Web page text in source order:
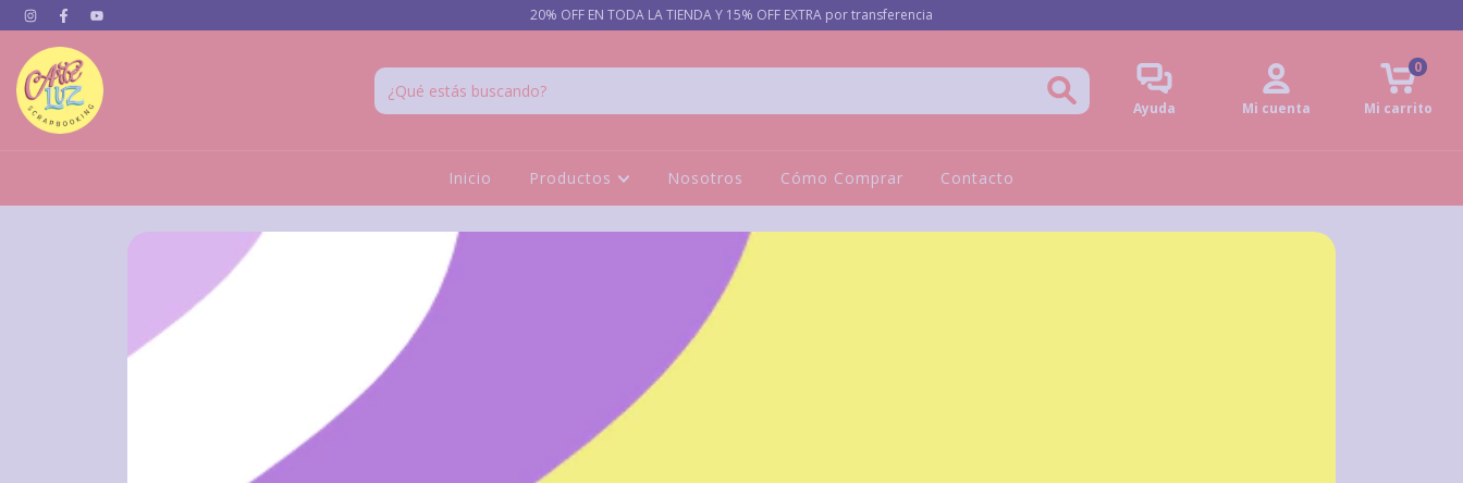
20% OFF EN TODA LA TIENDA Y 15% OFF EXTRA por transferencia
Ayuda Mi cuenta Mi carrito
0
Inicio Productos Nosotros Cómo Comprar Contacto